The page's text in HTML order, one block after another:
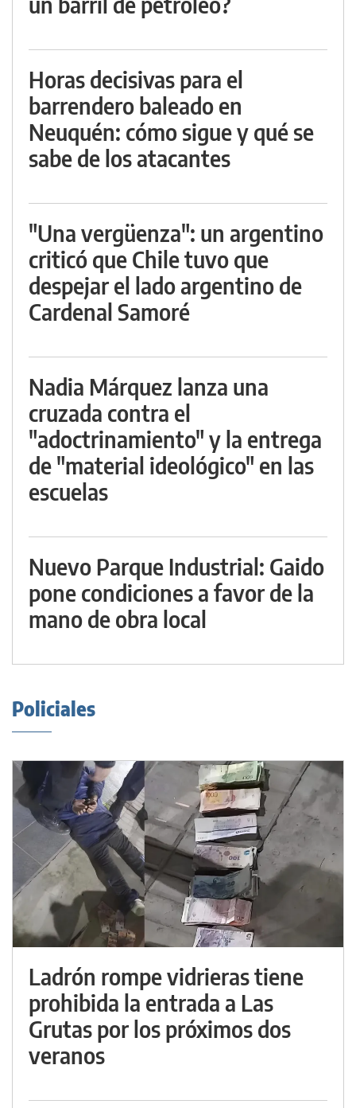
Horas decisivas para el
barrendero baleado en
Neuquén: cómo sigue y qué se
sabe de los atacantes
"Una vergüenza": un argentino
criticó que Chile tuvo que
despejar el lado argentino de
Cardenal Samoré
Nadia Márquez lanza una
cruzada contra el
"adoctrinamiento" y la entrega
de "material ideológico" en las
escuelas
Nuevo Parque Industrial: Gaido
pone condiciones a favor de la
mano de obra local
Policiales
Ladrón rompe vidrieras tiene
prohibida la entrada a Las
Grutas por los próximos dos
veranos